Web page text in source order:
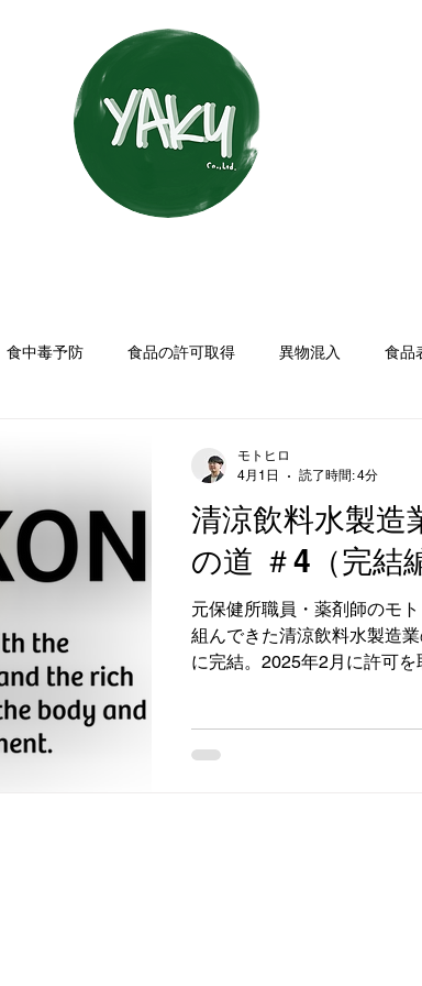
食中毒予防 食品の許可取得 異物混入 食品
清涼飲料水製造
の道 ＃4（完結
元保健所職員・薬剤師のモ
組んできた清涼飲料水製造
に完結。2025年2月に許可
本」を目指して開発。保存
モトヒロ
4月1日
読了時間: 4分